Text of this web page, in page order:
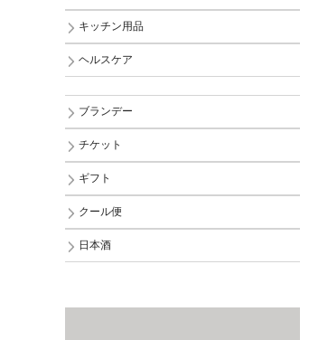
キッチン用品
ヘルスケア
ブランデー
チケット
ギフト
クール便
日本酒